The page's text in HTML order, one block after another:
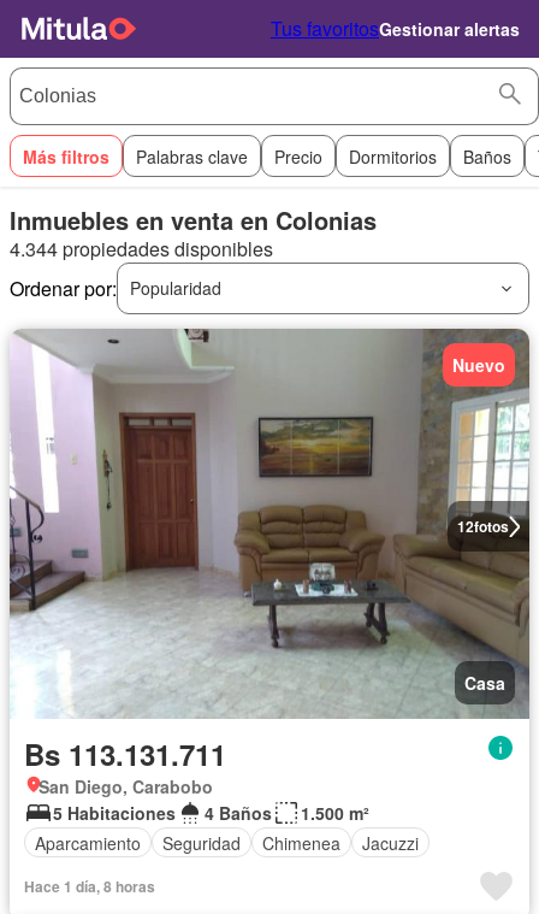
Tus favoritosGestionar alertas
Más filtros Palabras clave Precio Dormitorios Baños
Inmuebles en venta en Colonias
4.344 propiedades disponibles
Ordenar por:
Popularidad
12fotos
Nuevo
Casa
Bs 113.131.711
San Diego, Carabobo
5 Habitaciones
4 Baños
1.500 m²
Aparcamiento
Seguridad Chimenea Jacuzzi
Hace 1 día, 8 horas